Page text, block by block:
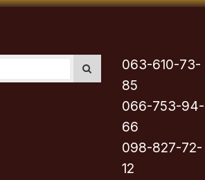
063-610-73-
85
066-753-94-
66
098-827-72-
12